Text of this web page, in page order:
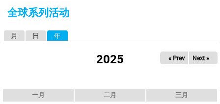
这
全球系列活动
月 日 年
2025 « Prev Next »
一月 二月 三月